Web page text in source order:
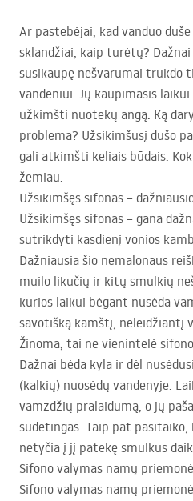
Ar pastebėjai, kad vanduo
sklandžiai, kaip turėtų?
susikaupę nešvarumai trukdo
vandeniui. Jų kaupimasis
užkimšti nuotekų angą. Ką
problema? Užsikimšusį dušo
gali atkimšti keliais būdais.
žemiau.
Užsikimšęs sifonas –
Užsikimšęs sifonas – gana
sutrikdyti kasdienį vonios
Dažniausia šio nemalonaus
muilo likučių ir kitų smulkių
kurios laikui bėgant nusėda
savotišką kamštį, neleidžiantį
Žinoma, tai ne vienintelė
Dažnai bėda kyla ir dėl
(kalkių) nuosėdų vandenyje.
vamzdžių pralaidumą, o jų
sudėtingas. Taip pat pasitaiko,
netyčia į jį patekę smulkūs
Sifono valymas namų
Sifono valymas namų